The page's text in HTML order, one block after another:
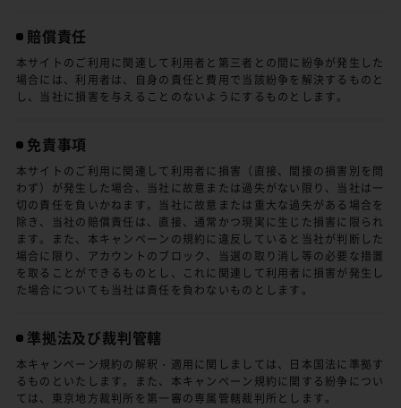
賠償責任
本サイトのご利用に関連して利用者と第三者との間に紛争が発生した
場合には、利用者は、自身の責任と費用で当該紛争を解決するものと
し、当社に損害を与えることのないようにするものとします。
免責事項
本サイトのご利用に関連して利用者に損害（直接、間接の損害別を問
わず）が発生した場合、当社に故意または過失がない限り、当社は一
切の責任を負いかねます。当社に故意または重大な過失がある場合を
除き、当社の賠償責任は、直接、通常かつ現実に生じた損害に限られ
ます。また、本キャンペーンの規約に違反していると当社が判断した
場合に限り、アカウントのブロック、当選の取り消し等の必要な措置
を取ることができるものとし、これに関連して利用者に損害が発生し
た場合についても当社は責任を負わないものとします。
準拠法及び裁判管轄
本キャンペーン規約の解釈・適用に関しましては、日本国法に準拠す
るものといたします。また、本キャンペーン規約に関する紛争につい
ては、東京地方裁判所を第一審の専属管轄裁判所とします。